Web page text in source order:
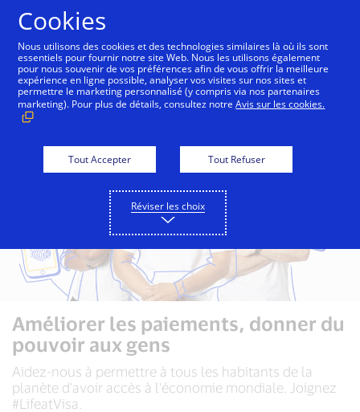
Carrières chez Visa Recherche d’emplois
Améliorer les paiements, donner du
pouvoir aux gens
Aidez-nous à permettre à tous les habitants de la
planète d'avoir accès à l'économie mondiale. Joignez
#LifeatVisa.
Améliorer les paiements, donner du
pouvoir aux gens
Aidez-nous à permettre à tous les habitants de la
planète d'avoir accès à l'économie mondiale. Joignez
#LifeatVisa.
Cookies
Nous utilisons des cookies et des technologies similaires là où ils sont
essentiels pour fournir notre site Web. Nous les utilisons également
pour nous souvenir de vos préférences afin de vous offrir la meilleure
expérience en ligne possible, analyser vos visites sur nos sites et
permettre le marketing personnalisé (y compris via nos partenaires
marketing). Pour plus de détails, consultez notreAvis sur les cookies.
Tout Accepter Tout Refuser
Réviser les choix